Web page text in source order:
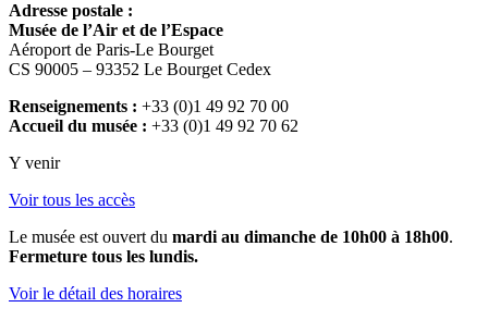
Adresse postale :
Musée de l’Air et de l’Espace
Aéroport de Paris-Le Bourget
CS 90005 – 93352 Le Bourget Cedex
Renseignements : +33 (0)1 49 92 70 00
Accueil du musée : +33 (0)1 49 92 70 62
Y venir
Voir tous les accès
Le musée est ouvert du mardi au dimanche de 10h00 à 18h00.
Fermeture tous les lundis.
Voir le détail des horaires